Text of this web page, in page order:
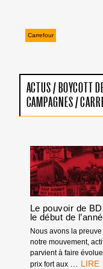
Carrefour
ACTUS/ BOYCOTT
CAMPAGNES/
Le pouvoir de
le début de
Nous avons la
notre mouvement,
parvient à faire
prix fort aux
LE